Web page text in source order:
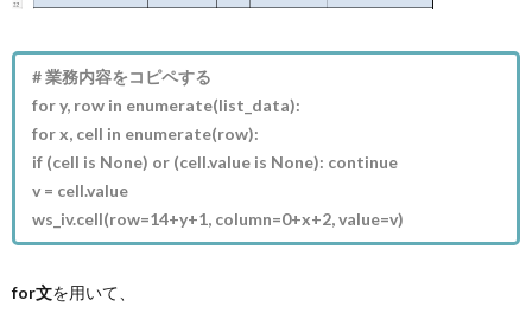
# 業務内容をコピペする
for y, row in enumerate(list_data):
for x, cell in enumerate(row):
if (cell is None) or (cell.value is None): continue
v = cell.value
ws_iv.cell(row=14+y+1, column=0+x+2, value=v)
for文を用いて、